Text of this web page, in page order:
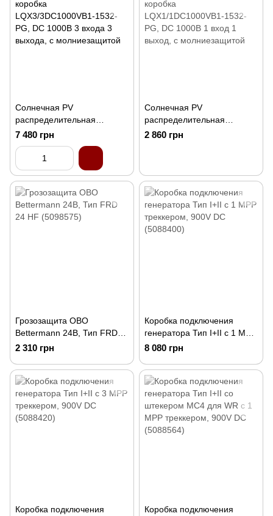
Солнечная PV
распределительная
коробка
LQX3/3DC1000VB1-1532-
PG, DC 1000В 3 входа 3
выхода, с молниезащитой
7 480 грн
Солнечная PV
распределительная
коробка
2 860 грн
Грозозащита OBO
Bettermann 24В, Тип FRD
24 HF (5098575)
2 310 грн
Коробка подключения
генератора Тип І+II с 1 MPP
треккером, 900V DC
8 080 грн
Коробка подключения
Коробка подключения